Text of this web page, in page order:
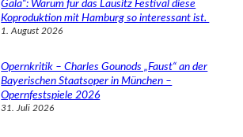
Gala“: Warum für das Lausitz Festival diese
Koproduktion mit Hamburg so interessant ist.
1. August 2026
Opernkritik – Charles Gounods „Faust“ an der
Bayerischen Staatsoper in München –
Opernfestspiele 2026
31. Juli 2026